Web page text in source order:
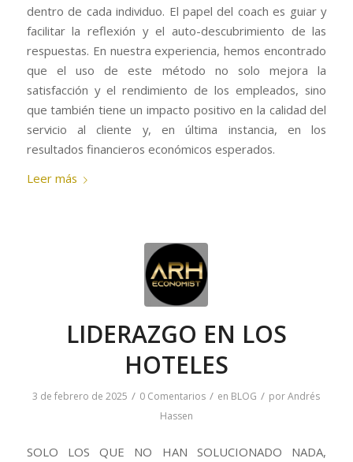
dentro de cada individuo. El papel del coach es guiar y
facilitar la reflexión y el auto-descubrimiento de las
respuestas. En nuestra experiencia, hemos encontrado
que el uso de este método no solo mejora la
satisfacción y el rendimiento de los empleados, sino
que también tiene un impacto positivo en la calidad del
servicio al cliente y, en última instancia, en los
resultados financieros económicos esperados.
Leer más
LIDERAZGO EN LOS
HOTELES
3 de febrero de 2025 / 0 Comentarios / en BLOG / porAndrés
Hassen
SOLO LOS QUE NO HAN SOLUCIONADO NADA,